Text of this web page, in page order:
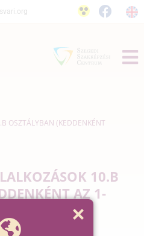
OSZTÁLYBAN (KEDDENKÉNT
10.B
AZ 1-